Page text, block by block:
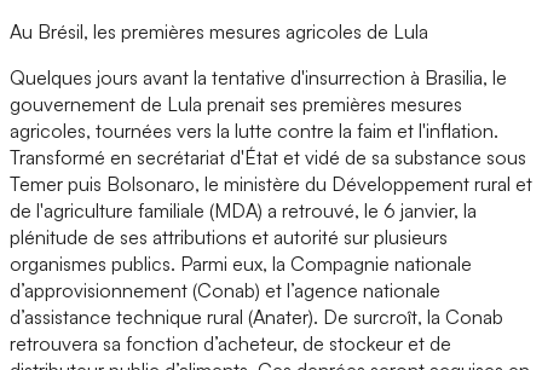
Au Brésil, les premières mesures agricoles de Lula
Quelques jours avant la tentative d'insurrection à Brasilia, le
gouvernement de Lula prenait ses premières mesures
agricoles, tournées vers la lutte contre la faim et l'inflation.
Transformé en secrétariat d'État et vidé de sa substance sous
Temer puis Bolsonaro, le ministère du Développement rural et
de l'agriculture familiale (MDA) a retrouvé, le 6 janvier, la
plénitude de ses attributions et autorité sur plusieurs
organismes publics. Parmi eux, la Compagnie nationale
d’approvisionnement (Conab) et l’agence nationale
d’assistance technique rural (Anater). De surcroît, la Conab
retrouvera sa fonction d’acheteur, de stockeur et de